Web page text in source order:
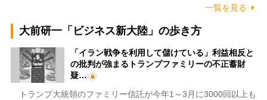
一覧を見る
大前研一「ビジネス新大陸」の歩き方
「イラン戦争を利用して儲けている」利益相反と
の批判が強まるトランプファミリーの不正蓄財
疑…
トランプ大統領のファミリー信託が今年1～3月に3000回以上も